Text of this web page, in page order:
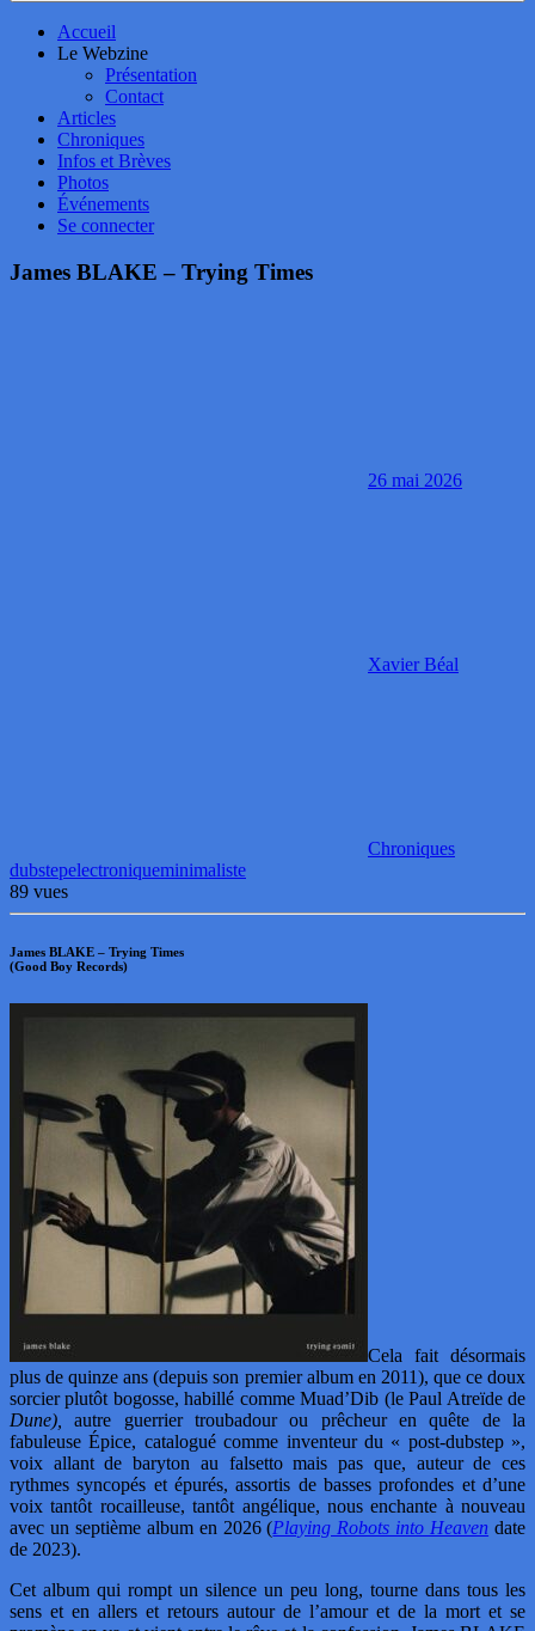
Accueil
Le Webzine
Présentation
Contact
Articles
Chroniques
Infos et Brèves
Photos
Événements
Se connecter
James BLAKE – Trying Times
26 mai 2026
Xavier Béal
Chroniques
dubstepelectroniqueminimaliste
89 vues
James BLAKE – Trying Times
(Good Boy Records)
Cela fait désormais
plus de quinze ans (depuis son premier album en 2011), que ce doux
sorcier plutôt bogosse, habillé comme Muad’Dib (le Paul Atreïde de
Dune),
autre guerrier troubadour ou prêcheur en quête de la
fabuleuse Épice, catalogué comme inventeur du « post-dubstep »,
voix allant de baryton au falsetto mais pas que, auteur de ces
rythmes syncopés et épurés, assortis de basses profondes et d’une
voix tantôt rocailleuse, tantôt angélique, nous enchante à nouveau
avec un septième album en 2026 (Playing Robots into Heaven date
de 2023).
Cet album qui rompt un silence un peu long, tourne dans tous les
sens et en allers et retours autour de l’amour et de la mort et se